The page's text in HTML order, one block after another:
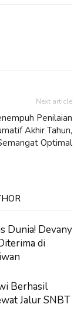
Next article
Penilaian
Akhir Tahun,
Optimal
Dunia! Devany
di
Berhasil
Jalur SNBT